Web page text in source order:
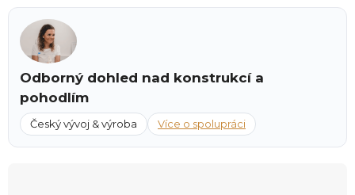
Odborný dohled nad konstrukcí a
pohodlím
Český vývoj & výroba Více o spolupráci